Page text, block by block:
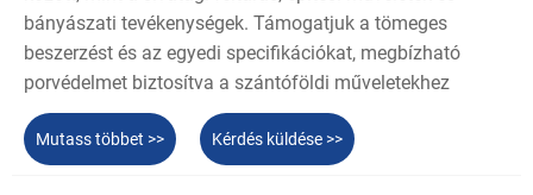
bányászati ​​tevékenységek. Támogatjuk a tömeges
beszerzést és az egyedi specifikációkat, megbízható
porvédelmet biztosítva a szántóföldi műveletekhez
Mutass többet >> Kérdés küldése >>